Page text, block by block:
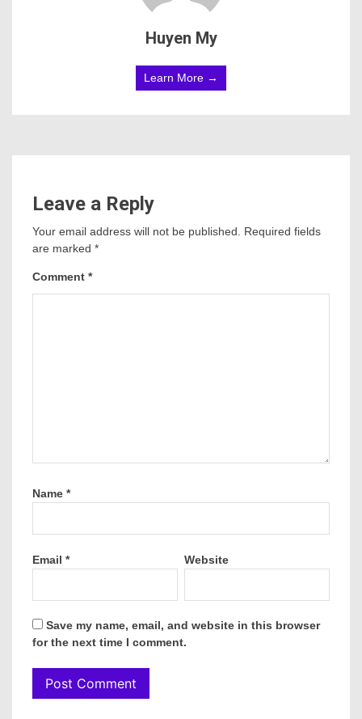
Huyen My
Learn More →
Leave a Reply
Your email address will not be published. Required fields
are marked *
Comment *
Name *
Email * Website
Save my name, email, and website in this browser
for the next time I comment.